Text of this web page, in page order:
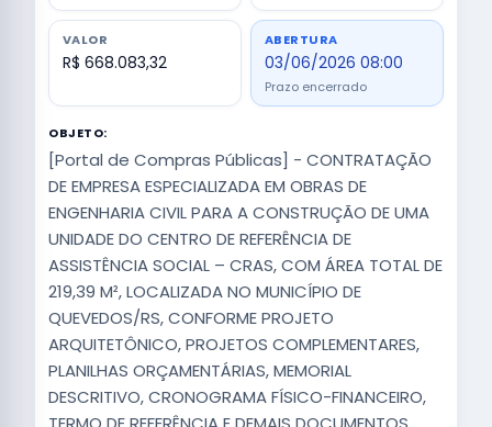
VALOR
R$ 668.083,32
ABERTURA
03/06/2026 08:00
Prazo encerrado
OBJETO:
[Portal de Compras Públicas] - CONTRATAÇÃO
DE EMPRESA ESPECIALIZADA EM OBRAS DE
ENGENHARIA CIVIL PARA A CONSTRUÇÃO DE UMA
UNIDADE DO CENTRO DE REFERÊNCIA DE
ASSISTÊNCIA SOCIAL – CRAS, COM ÁREA TOTAL DE
219,39 M², LOCALIZADA NO MUNICÍPIO DE
QUEVEDOS/RS, CONFORME PROJETO
ARQUITETÔNICO, PROJETOS COMPLEMENTARES,
PLANILHAS ORÇAMENTÁRIAS, MEMORIAL
DESCRITIVO, CRONOGRAMA FÍSICO-FINANCEIRO,